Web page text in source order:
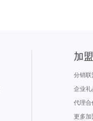
加
分销联
企业礼
代理合
更多加